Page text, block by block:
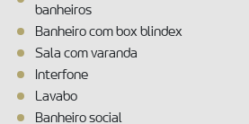
banheiros
Banheiro com box blindex
Sala com varanda
Interfone
Lavabo
Banheiro social